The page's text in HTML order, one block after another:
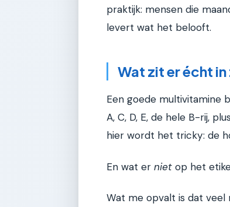
praktijk: mensen die
levert wat het belooft.
Wat zit er écht
Een goede multivitamine
A, C, D, E, de hele B-rij,
hier wordt het tricky: de
En wat er niet op het
Wat me opvalt is dat veel